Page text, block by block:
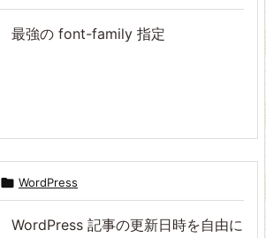
最強の font-family 指定
 WordPress
WordPress 記事の更新日時を自由に